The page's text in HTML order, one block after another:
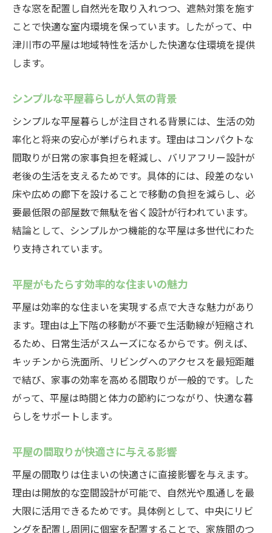
バリアフリー対応の平屋で老後も快適
平屋がもたらす将来の安心感とは何か
段差のない平屋が老後の安全性を高める
平屋で安心して暮らすための設計工夫
将来を見越した平屋の暮らし方とは
家族構成に合う平屋間取りの選び方
家族人数に合わせた平屋間取りの工夫
ライフステージ別に考える平屋の最適解
平屋は家族構成の変化にも対応しやすい
子育て世代にも人気な平屋の間取りとは
平屋間取り選びで家族の暮らしが豊かに
開放感ある空間をつくる平屋の秘訣
平屋で実現する広がりある開放的な空間
天井高や窓配置が平屋の開放感を演出
コンパクト平屋で圧迫感を軽減する工夫
平屋の空間設計で広さを感じるポイント
自然光を活かした平屋づくりのアイデア
平屋で開放感を得るためのレイアウト術
動線を意識した平屋の効率的な住まい
家事動線が楽な平屋の間取りアイデア
毎日の動きやすさを考えた平屋設計
効率的な動線で平屋の暮らしが快適に
少ない移動で済む平屋の魅力を解説
家族全員が使いやすい平屋の動線設計
きな窓を配置し自然光を取り入れつつ、遮熱対策を施す
ことで快適な室内環境を保っています。したがって、中
津川市の平屋は地域特性を活かした快適な住環境を提供
します。
シンプルな平屋暮らしが人気の背景
シンプルな平屋暮らしが注目される背景には、生活の効
率化と将来の安心が挙げられます。理由はコンパクトな
間取りが日常の家事負担を軽減し、バリアフリー設計が
老後の生活を支えるためです。具体的には、段差のない
床や広めの廊下を設けることで移動の負担を減らし、必
要最低限の部屋数で無駄を省く設計が行われています。
結論として、シンプルかつ機能的な平屋は多世代にわた
り支持されています。
平屋がもたらす効率的な住まいの魅力
平屋は効率的な住まいを実現する点で大きな魅力があり
ます。理由は上下階の移動が不要で生活動線が短縮され
るため、日常生活がスムーズになるからです。例えば、
キッチンから洗面所、リビングへのアクセスを最短距離
で結び、家事の効率を高める間取りが一般的です。した
がって、平屋は時間と体力の節約につながり、快適な暮
らしをサポートします。
平屋の間取りが快適さに与える影響
平屋の間取りは住まいの快適さに直接影響を与えます。
理由は開放的な空間設計が可能で、自然光や風通しを最
大限に活用できるためです。具体例として、中央にリビ
ングを配置し周囲に個室を配置することで、家族間のつ